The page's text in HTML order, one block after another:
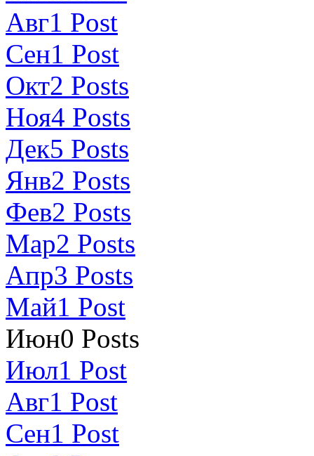
Авг1 Post
Сен1 Post
Окт2 Posts
Ноя4 Posts
Дек5 Posts
Янв2 Posts
Фев2 Posts
Мар2 Posts
Апр3 Posts
Май1 Post
Июн0 Posts
Июл1 Post
Авг1 Post
Сен1 Post